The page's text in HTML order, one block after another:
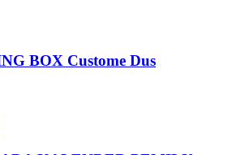
BOX Custome Dus